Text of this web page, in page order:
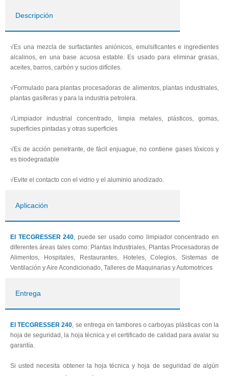
Descripción
√Es una mezcla de surfactantes aniónicos, emulsificantes e ingredientes
alcalinos, en una base acuosa estable. Es usado para eliminar grasas,
aceites, barros, carbón y sucios difíciles.
√Formulado para plantas procesadoras de alimentos, plantas industriales,
plantas gasíferas y para la industria petrolera.
√Limpiador industrial concentrado, limpia metales, plásticos, gomas,
superficies pintadas y otras superficies
√Es de acción penetrante, de fácil enjuague, no contiene gases tóxicos y
es biodegradable
√Evite el contacto con el vidrio y el aluminio anodizado.
Aplicación
El TECGRESSER 240, puede ser usado como limpiador concentrado en
diferentes áreas tales como: Plantas Industriales, Plantas Procesadoras de
Alimentos, Hospitales, Restaurantes, Hoteles, Colegios, Sistemas de
Ventilación y Aire Acondicionado, Talleres de Maquinarias y Automotrices
Entrega
El TECGRESSER 240, se entrega en tambores o carboyas plásticas con la
hoja de seguridad, la hoja técnica y el certificado de calidad para avalar su
garantía.
Si usted necesita obtener la hoja técnica y hoja de seguridad de algún